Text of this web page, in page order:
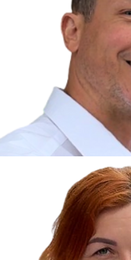
vám mohli prispôsobiť ponuky
používame cookies a taktiež
Čo sú cookies?
Cookies sú malé textové
webovými stránkami, aby
Vďaka cookies vám môžeme
naozaj hľadáte a chcete nájsť.
Kedykoľvek sa môžete
používania cookies chcete
Zákon uvádza, že môžeme
zariadení, pokiaľ sú
Cookies, ktoré
Technické a nevyhnutné
Analytické a
Reklamné úložisko